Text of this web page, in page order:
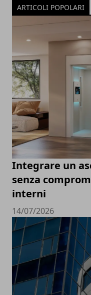
ARTICOLI POPOLARI
Integrare un
senza
interni
14/07/2026